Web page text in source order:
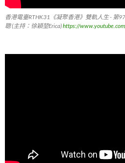
香港電臺RTHK31《凝聚香港》雙軌人生 - 第
聰 (主持：徐穎堃Erica)https://